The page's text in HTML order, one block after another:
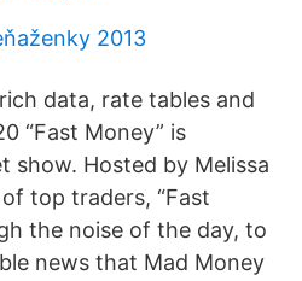
2013
data, rate tables and
“Fast Money” is
show. Hosted by Melissa
top traders, “Fast
the noise of the day, to
news that Mad Money